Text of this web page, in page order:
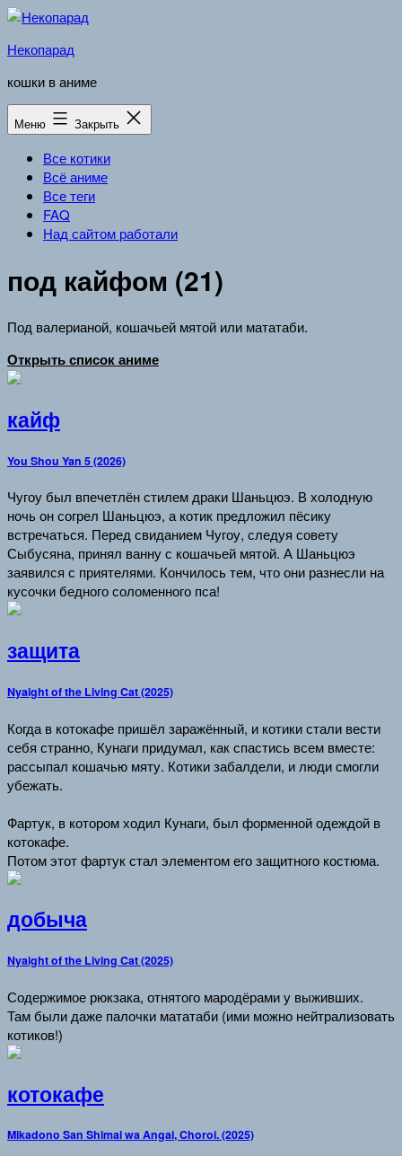
Перейти
содержимому
Некопарад
кошки в аниме
Меню Закрыть
Все котики
Всё аниме
Все теги
FAQ
Над сайтом работали
под кайфом (21)
Под валерианой, кошачьей мятой или мататаби.
Открыть список аниме
кайф
You Shou Yan 5 (2026)
Чугоу был впечетлён стилем драки Шаньцюэ. В холодную
ночь он согрел Шаньцюэ, а котик предложил пёсику
встречаться. Перед свиданием Чугоу, следуя совету
Сыбусяна, принял ванну с кошачьей мятой. А Шаньцюэ
заявился с приятелями. Кончилось тем, что они разнесли на
кусочки бедного соломенного пса!
защита
Nyaight of the Living Cat (2025)
Когда в котокафе пришёл заражённый, и котики стали вести
себя странно, Кунаги придумал, как спастись всем вместе:
рассыпал кошачью мяту. Котики забалдели, и люди смогли
убежать.
Фартук, в котором ходил Кунаги, был форменной одеждой в
котокафе.
Потом этот фартук стал элементом его защитного костюма.
добыча
Nyaight of the Living Cat (2025)
Содержимое рюкзака, отнятого мародёрами у выживших.
Там были даже палочки мататаби (ими можно нейтрализовать
котиков!)
котокафе
Mikadono San Shimai wa Angai, Choroi. (2025)